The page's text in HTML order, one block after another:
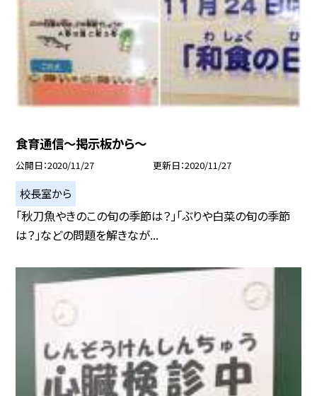
食育通信〜掲示板から〜
公開日 2020/11/27 更新日 2020/11/27
校長室から
「秋刀魚やきのこの旬の季節は？」「ぶりや白菜の旬の季節
は？」などの問題を解きなが...